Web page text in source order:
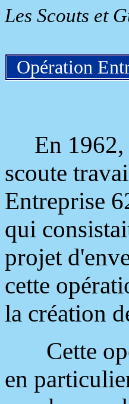
Les Scouts et
Opération
En 1962,
scoute
Entreprise
qui
projet
cette
la création
Cette
en